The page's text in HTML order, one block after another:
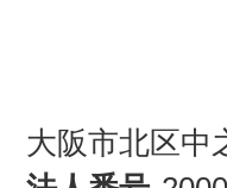
大阪市北区中